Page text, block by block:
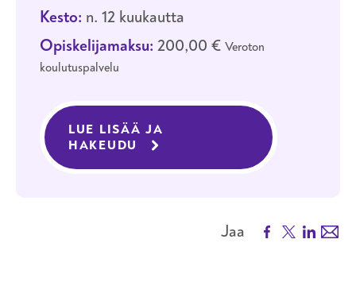
Kesto: n. 12 kuukautta
Opiskelijamaksu: 200,00 € Veroton
koulutuspalvelu
LUE LISÄÄ JA
HAKEUDU
KOULUTUKSEEN
Jaa Facebook
X LinkedIn